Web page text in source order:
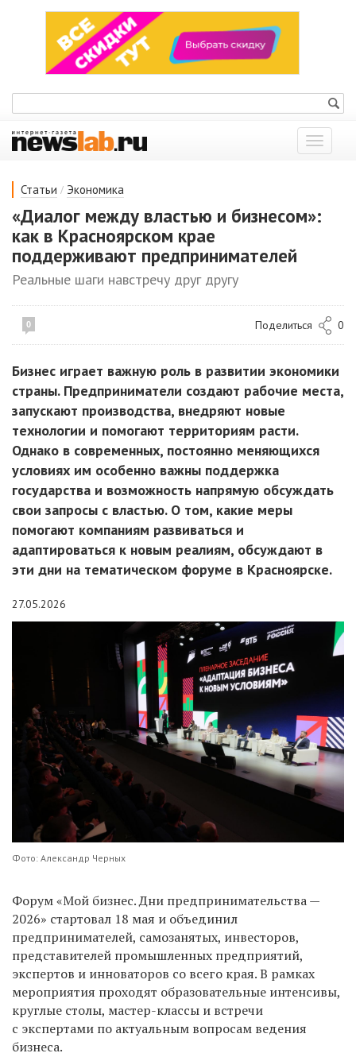
Показать
меню
Статьи / Экономика
«Диалог между властью и бизнесом»:
как в Красноярском крае
поддерживают предпринимателей
Реальные шаги навстречу друг другу
0 Поделиться 0
Бизнес играет важную роль в развитии экономики
страны. Предприниматели создают рабочие места,
запускают производства, внедряют новые
технологии и помогают территориям расти.
Однако в современных, постоянно меняющихся
условиях им особенно важны поддержка
государства и возможность напрямую обсуждать
свои запросы с властью. О том, какие меры
помогают компаниям развиваться и
адаптироваться к новым реалиям, обсуждают в
эти дни на тематическом форуме в Красноярске.
27.05.2026
Фото: Александр Черных
Форум «Мой бизнес. Дни предпринимательства —
2026» стартовал 18 мая и объединил
предпринимателей, самозанятых, инвесторов,
представителей промышленных предприятий,
экспертов и инноваторов со всего края. В рамках
мероприятия проходят образовательные интенсивы,
круглые столы, мастер-классы и встречи
с экспертами по актуальным вопросам ведения
бизнеса.